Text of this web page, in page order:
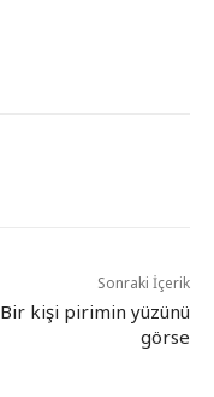
Sonraki İçerik
Bir kişi pirimin yüzünü
görse